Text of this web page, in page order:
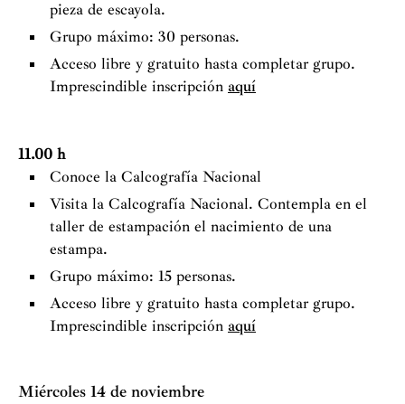
pieza de escayola.
Grupo máximo: 30 personas.
Acceso libre y gratuito hasta completar grupo.
Imprescindible inscripción aquí
11.00 h
Conoce la Calcografía Nacional
Visita la Calcografía Nacional. Contempla en el
taller de estampación el nacimiento de una
estampa.
Grupo máximo: 15 personas.
Acceso libre y gratuito hasta completar grupo.
Imprescindible inscripción aquí
Miércoles 14 de noviembre